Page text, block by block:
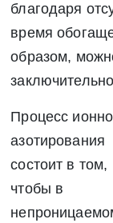
благодаря
время
образом,
Процесс
азотирования
состоит в том,
чтобы в